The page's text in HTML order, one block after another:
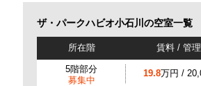
ザ・パークハビオ小石川の空室一覧
所在階 賃料 / 管
5階部分
募集中
19.8万円 /